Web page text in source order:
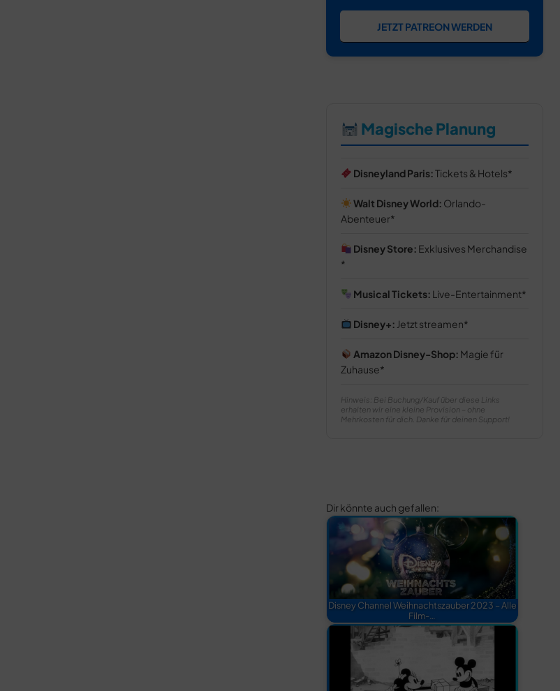
JETZT PATREON WERDEN
Magische Planung
Disneyland Paris:Tickets & Hotels
Walt Disney World: Orlando-
Abenteuer
Disney Store: Exklusives Merchandise
Musical Tickets: Live-Entertainment
Disney+: Jetzt streamen
Amazon Disney-Shop: Magie für
Zuhause
Hinweis: Bei Buchung/Kauf über diese Links
erhalten wir eine kleine Provision – ohne
Mehrkosten für dich. Danke für deinen Support!
Dir könnte auch gefallen:
Disney Channel Weihnachtszauber 2023 – Alle
Film-…